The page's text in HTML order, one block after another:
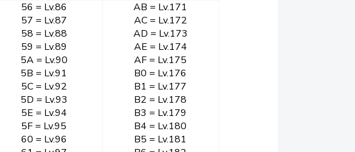
56 = Lv.86
57 = Lv.87
58 = Lv.88
59 = Lv.89
5A = Lv.90
5B = Lv.91
5C = Lv.92
5D = Lv.93
5E = Lv.94
5F = Lv.95
60 = Lv.96
AB = Lv.171
AC = Lv.172
AD = Lv.173
AE = Lv.174
AF = Lv.175
B0 = Lv.176
B1 = Lv.177
B2 = Lv.178
B3 = Lv.179
B4 = Lv.180
B5 = Lv.181